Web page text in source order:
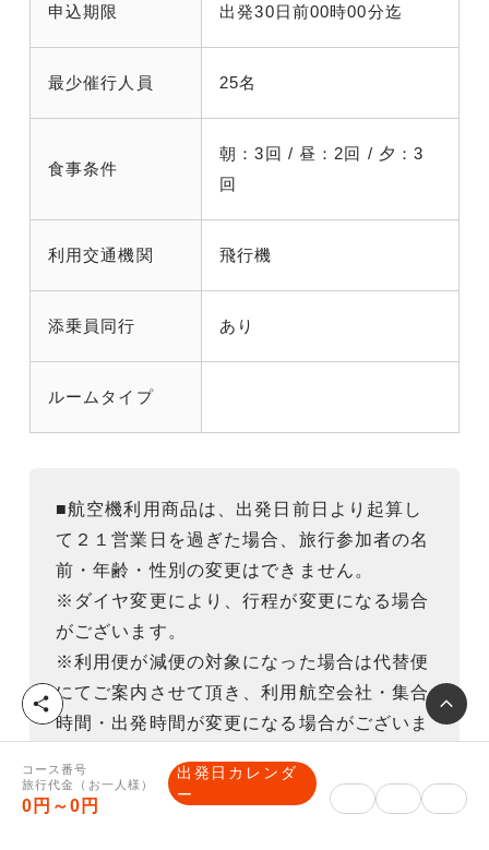
申込期限 出発30日前00時00分迄
最少催行人員 25名
食事条件
朝：3回 / 昼：2回 / 夕：3
回
利用交通機関 飛行機
添乗員同行 あり
ルームタイプ
■航空機利用商品は、出発日前日より起算し
て２１営業日を過ぎた場合、旅行参加者の名
前・年齢・性別の変更はできません。
※ダイヤ変更により、行程が変更になる場合
がございます。
※利用便が減便の対象になった場合は代替便
にてご案内させて頂き、利用航空会社・集合
時間・出発時間が変更になる場合がございま
※利用便指定・お座席の指定はできません。
またお申込みグループ様で、極力隣同士など
コース番号
旅行代金（お一人様）
0円～0円
出発日カレンダ
ー
シ
ェ
ア